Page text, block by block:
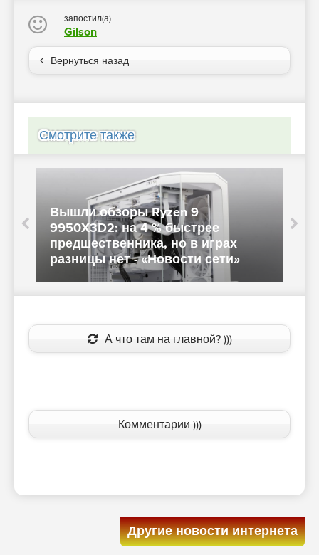
запостил(а)
Gilson
Вернуться назад
Смотрите также
Вышли обзоры Ryzen 9
9950X3D2: на 4 % быстрее
предшественника, но в играх
разницы нет - «Новости сети»
А что там на главной? )))
Комментарии )))
Другие новости интернета